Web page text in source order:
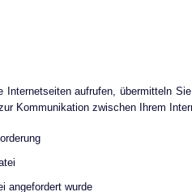
Internetseiten aufrufen, übermitteln
Kommunikation zwischen Ihrem
angefordert wurde